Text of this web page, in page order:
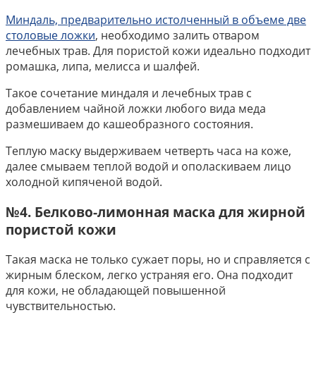
Миндаль, предварительно истолченный в объеме две
столовые ложки, необходимо залить отваром
лечебных трав. Для пористой кожи идеально подходит
ромашка, липа, мелисса и шалфей.
Такое сочетание миндаля и лечебных трав с
добавлением чайной ложки любого вида меда
размешиваем до кашеобразного состояния.
Теплую маску выдерживаем четверть часа на коже,
далее смываем теплой водой и ополаскиваем лицо
холодной кипяченой водой.
№4. Белково-лимонная маска для жирной
пористой кожи
Такая маска не только сужает поры, но и справляется с
жирным блеском, легко устраняя его. Она подходит
для кожи, не обладающей повышенной
чувствительностью.